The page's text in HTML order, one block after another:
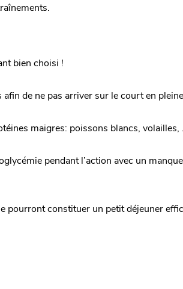
bien choisi !
de ne pas arriver sur le court en
maigres: poissons blancs, volailles,
pendant l’action avec un
pourront constituer un petit déjeuner